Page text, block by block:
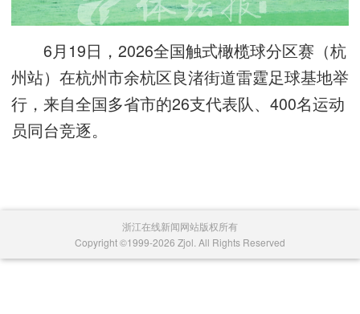
6月19日，2026全国触式橄榄球分区赛（杭
州站）在杭州市余杭区良渚街道雷霆足球基地举
行，来自全国多省市的26支代表队、400名运动
员同台竞逐。
浙江在线新闻网站版权所有
Copyright ©1999-2026 Zjol. All Rights Reserved